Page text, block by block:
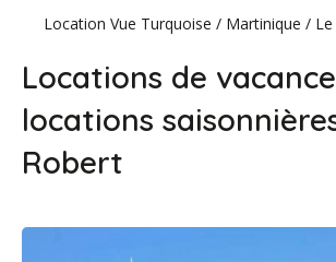
Location Vue Turquoise / Martinique /
Locations de
locations
Robert